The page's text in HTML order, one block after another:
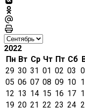
2022
Пн Вт Ср Чт Пт Сб
29 30 31 01 02 03
05 06 07 08 09 10
12 13 14 15 16 17
19 20 21 22 23 24